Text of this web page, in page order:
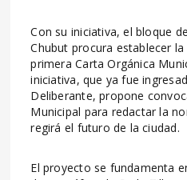
Con su iniciativa, el bloque
Chubut procura establecer
primera Carta Orgánica
iniciativa, que ya fue
Deliberante, propone
Municipal para redactar la
regirá el futuro de la ciudad.
El proyecto se fundamenta